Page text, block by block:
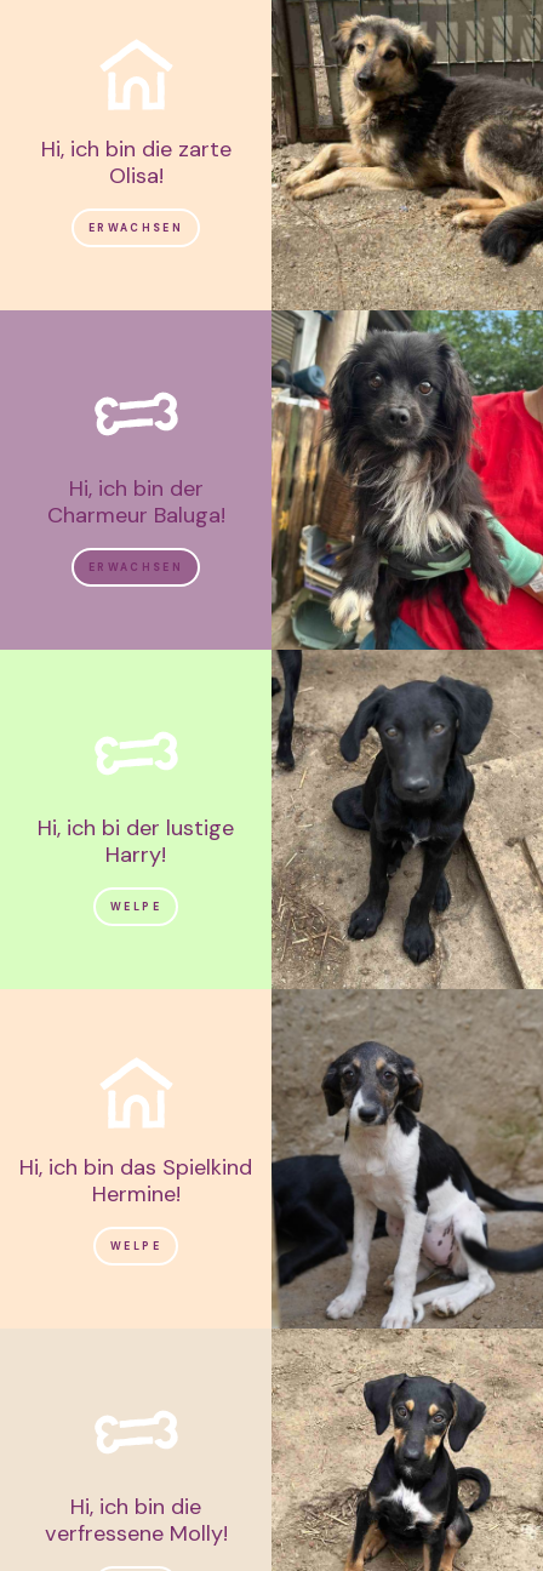
Hi, ich bin die zarte
Olisa!
ERWACHSEN
Hi, ich bin der
Charmeur Baluga!
ERWACHSEN
Hi, ich bi der lustige
Harry!
WELPE
Hi, ich bin das Spielkind
Hermine!
WELPE
Hi, ich bin die
verfressene Molly!